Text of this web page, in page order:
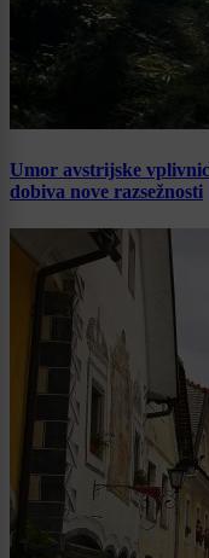
Umor avstrijske
dobiva nove razsežnosti